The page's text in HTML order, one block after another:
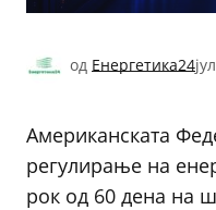
од Енергетика24
Американската
регулирање на
рок од 60 дена на